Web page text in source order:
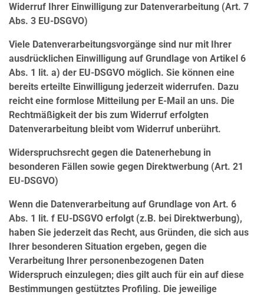
Widerruf Ihrer Einwilligung zur Datenverarbeitung (Art. 7
Abs. 3 EU-DSGVO)
Viele Datenverarbeitungsvorgänge sind nur mit Ihrer
ausdrücklichen Einwilligung auf Grundlage von Artikel 6
Abs. 1 lit. a) der EU-DSGVO möglich. Sie können eine
bereits erteilte Einwilligung jederzeit widerrufen. Dazu
reicht eine formlose Mitteilung per E-Mail an uns. Die
Rechtmäßigkeit der bis zum Widerruf erfolgten
Datenverarbeitung bleibt vom Widerruf unberührt.
Widerspruchsrecht gegen die Datenerhebung in
besonderen Fällen sowie gegen Direktwerbung (Art. 21
EU-DSGVO)
Wenn die Datenverarbeitung auf Grundlage von Art. 6
Abs. 1 lit. f EU-DSGVO erfolgt (z.B. bei Direktwerbung),
haben Sie jederzeit das Recht, aus Gründen, die sich aus
Ihrer besonderen Situation ergeben, gegen die
Verarbeitung Ihrer personenbezogenen Daten
Widerspruch einzulegen; dies gilt auch für ein auf diese
Bestimmungen gestütztes Profiling. Die jeweilige